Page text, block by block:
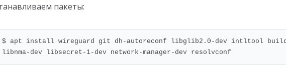
пакеты:
$ apt install wireguard git dh-autoreconf libglib2.0-dev intltool
libnma-dev libsecret-1-dev network-manager-dev resolvconf